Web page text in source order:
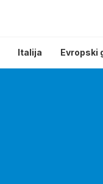
Italija Evropski